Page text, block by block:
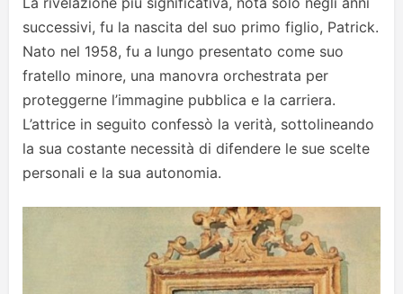
successivi, fu la nascita del suo primo figlio, Patrick.
Nato nel 1958, fu a lungo presentato come suo
fratello minore, una manovra orchestrata per
proteggerne l’immagine pubblica e la carriera.
L’attrice in seguito confessò la verità, sottolineando
la sua costante necessità di difendere le sue scelte
personali e la sua autonomia.